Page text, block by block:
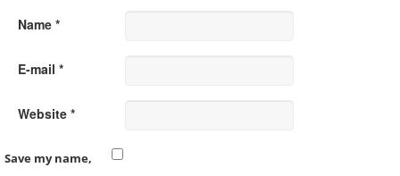
Name *
E-mail *
Website *
Save my name,